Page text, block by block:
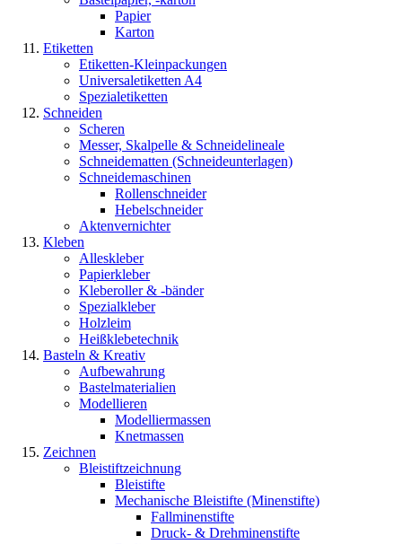
Papier
Karton
Etiketten
Etiketten-Kleinpackungen
Universaletiketten A4
Spezialetiketten
Schneiden
Scheren
Messer, Skalpelle & Schneidelineale
Schneidematten (Schneideunterlagen)
Schneidemaschinen
Rollenschneider
Hebelschneider
Aktenvernichter
Kleben
Alleskleber
Papierkleber
Kleberoller & -bänder
Spezialkleber
Holzleim
Heißklebetechnik
Basteln & Kreativ
Aufbewahrung
Bastelmaterialien
Modellieren
Modelliermassen
Knetmassen
Zeichnen
Bleistiftzeichnung
Bleistifte
Mechanische Bleistifte (Minenstifte)
Fallminenstifte
Druck- & Drehminenstifte